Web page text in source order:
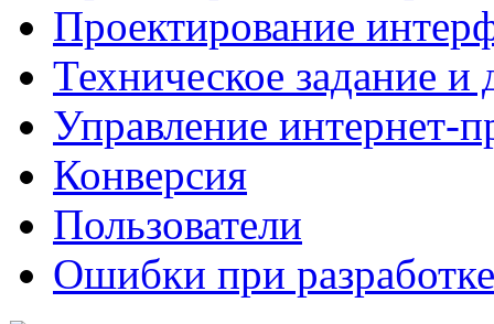
Проектирование
Техническое задание и
Управление интернет-
Конверсия
Пользователи
Ошибки при